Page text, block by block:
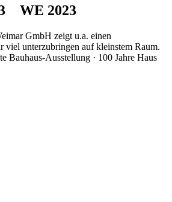
WE 2023
GmbH zeigt u.a. einen
viel unterzubringen auf kleinstem Raum.
Bauhaus-Ausstellung · 100 Jahre Haus